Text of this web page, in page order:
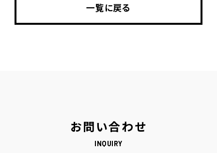
一覧に戻る
お問い合わせ
INQUIRY